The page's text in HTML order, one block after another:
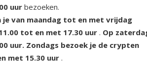
uur bezoeken.
je van maandag tot en met vrijdag
tot en met 17.30 uur . Op
uur. Zondags bezoek je de crypten
met 15.30 uur .